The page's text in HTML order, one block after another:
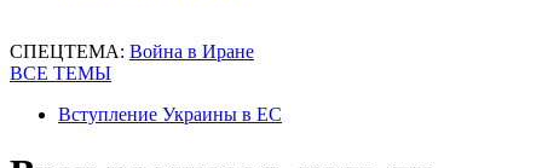
СПЕЦТЕМА: Война в Иране
ВСЕ ТЕМЫ
Вступление Украины в ЕС